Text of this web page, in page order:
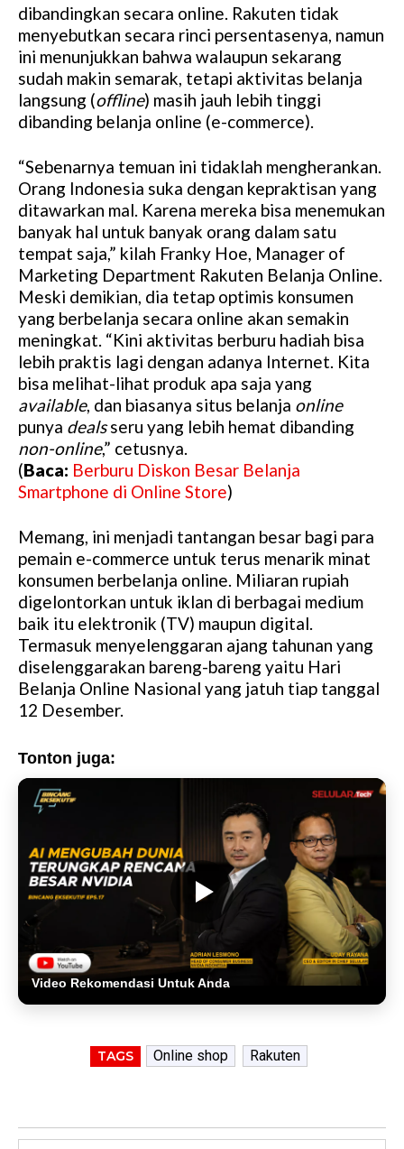
t
e
dibandingkan secara online. Rakuten tidak
menyebutkan secara rinci persentasenya, namun
ini menunjukkan bahwa walaupun sekarang
sudah makin semarak, tetapi aktivitas belanja
langsung (offline) masih jauh lebih tinggi
dibanding belanja online (e-commerce).
“Sebenarnya temuan ini tidaklah mengherankan.
Orang Indonesia suka dengan kepraktisan yang
ditawarkan mal. Karena mereka bisa menemukan
banyak hal untuk banyak orang dalam satu
tempat saja,” kilah Franky Hoe, Manager of
Marketing Department Rakuten Belanja Online.
Meski demikian, dia tetap optimis konsumen
yang berbelanja secara online akan semakin
meningkat. “Kini aktivitas berburu hadiah bisa
lebih praktis lagi dengan adanya Internet. Kita
bisa melihat-lihat produk apa saja yang
available, dan biasanya situs belanja online
punya dealsseru yang lebih hemat dibanding
non-online,” cetusnya.
(Baca: Berburu Diskon Besar Belanja
Smartphone di Online Store)
Memang, ini menjadi tantangan besar bagi para
pemain e-commerce untuk terus menarik minat
konsumen berbelanja online. Miliaran rupiah
digelontorkan untuk iklan di berbagai medium
baik itu elektronik (TV) maupun digital.
Termasuk menyelenggaran ajang tahunan yang
diselenggarakan bareng-bareng yaitu Hari
Belanja Online Nasional yang jatuh tiap tanggal
12 Desember.
Tonton juga:
Video Rekomendasi Untuk Anda
TAGS Online shop Rakuten